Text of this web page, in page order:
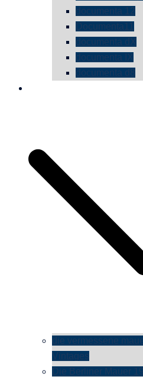
documenta 12
Documenta11
documenta dX
documenta IX
documenta d8
die vermessene
Vintages
Die Berliner Mauer